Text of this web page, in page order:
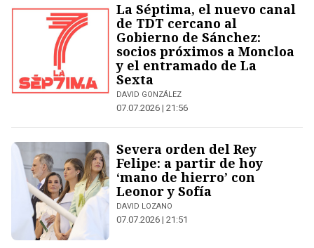
La Séptima, el nuevo canal
de TDT cercano al
Gobierno de Sánchez:
socios próximos a Moncloa
y el entramado de La
Sexta
DAVID GONZÁLEZ
07.07.2026 | 21:56
Severa orden del Rey
Felipe: a partir de hoy
‘mano de hierro’ con
Leonor y Sofía
DAVID LOZANO
07.07.2026 | 21:51